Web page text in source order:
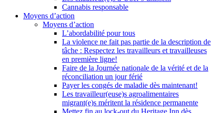
Cannabis responsable
Moyens d’action
Moyens d’action
L’abordabilité pour tous
La violence ne fait pas partie de la description de
tâche : Respectez les travailleurs et travailleuses
en première ligne!
Faire de la Journée nationale de la vérité et de la
réconciliation un jour férié
Payer les congés de maladie dès maintenant!
Les travailleur(euse)s agroalimentaires
migrant(e)s méritent la résidence permanente